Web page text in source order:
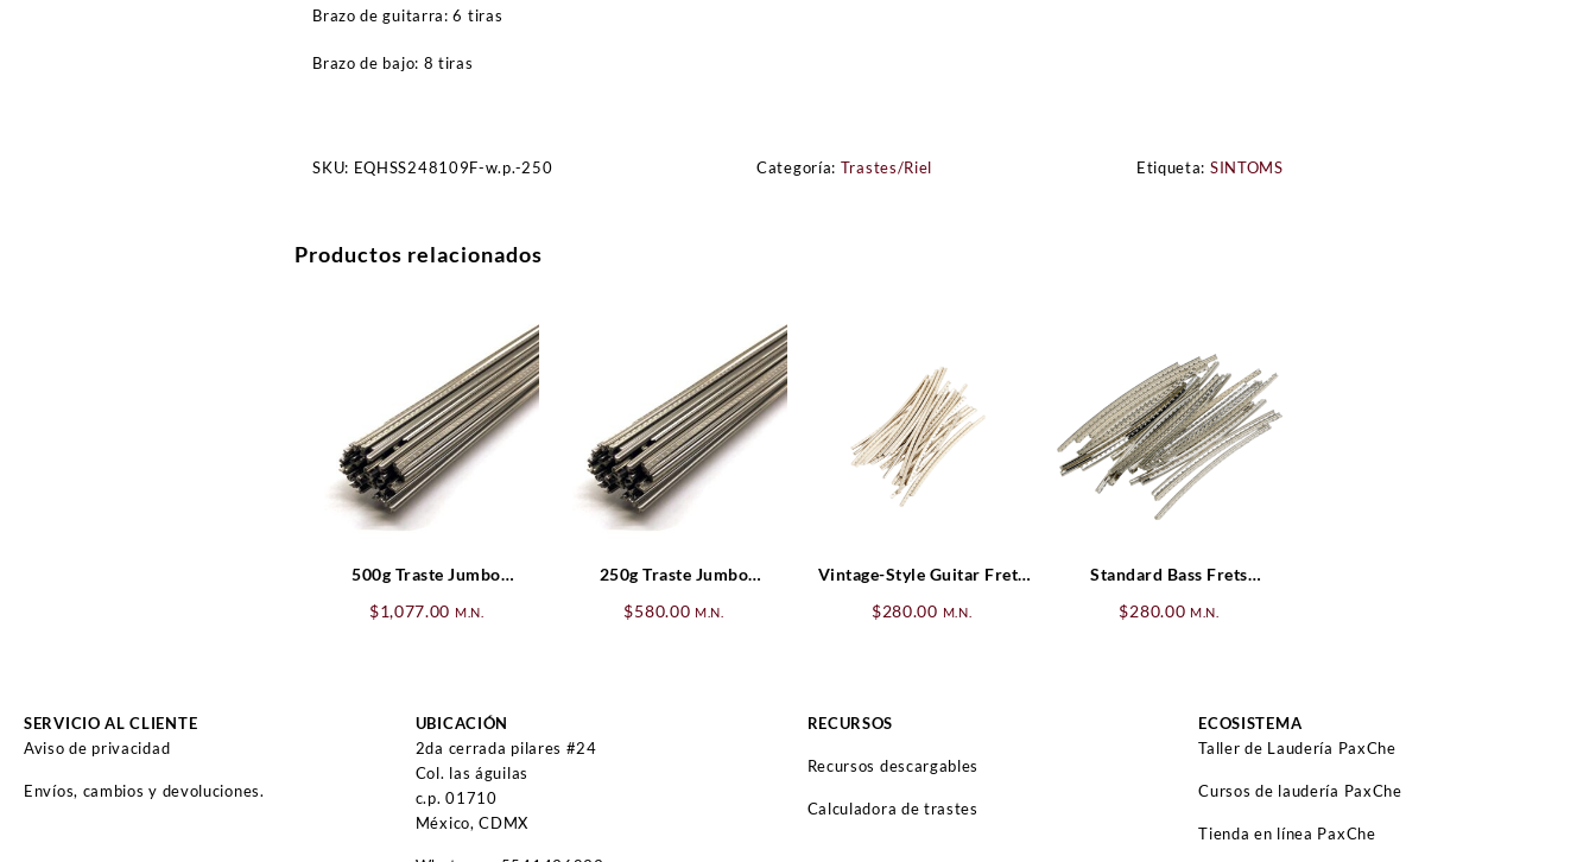
Brazo de guitarra: 6 tiras
Brazo de bajo: 8 tiras
SKU: EQHSS248109F-w.p.-250 Categoría: Trastes/Riel Etiqueta: SINTOMS
Productos relacionados
500g Traste Jumbo
$1,077.00 M.N.
250g Traste Jumbo
$580.00 M.N.
Vintage-Style Guitar Frets
$280.00 M.N.
Standard Bass Frets
$280.00 M.N.
SERVICIO AL CLIENTE
Aviso de privacidad
Envíos, cambios y devoluciones.
UBICACIÓN
2da cerrada pilares #24
Col. las águilas
c.p. 01710
México, CDMX
RECURSOS
Recursos descargables
Calculadora de trastes
ECOSISTEMA
Taller de Laudería PaxChe
Cursos de laudería PaxChe
Tienda en línea PaxChe